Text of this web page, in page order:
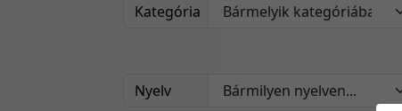
Kategória
Nyelv